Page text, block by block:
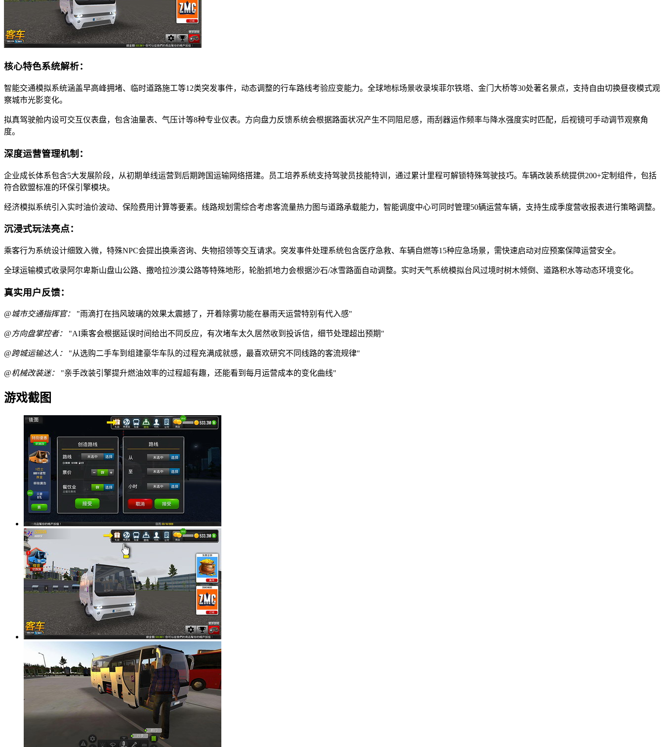
核心特色系统解析：
智能交通模拟系统涵盖早高峰拥堵、临时道路施工等12类突发事件，动态调整的行车路线考验应变能力。全球地标场景收录埃菲尔铁塔、金门大桥等30处著名景点，支持自由切换昼夜模式观
察城市光影变化。
拟真驾驶舱内设可交互仪表盘，包含油量表、气压计等8种专业仪表。方向盘力反馈系统会根据路面状况产生不同阻尼感，雨刮器运作频率与降水强度实时匹配，后视镜可手动调节观察角
度。
深度运营管理机制：
企业成长体系包含5大发展阶段，从初期单线运营到后期跨国运输网络搭建。员工培养系统支持驾驶员技能特训，通过累计里程可解锁特殊驾驶技巧。车辆改装系统提供200+定制组件，包括
符合欧盟标准的环保引擎模块。
经济模拟系统引入实时油价波动、保险费用计算等要素。线路规划需综合考虑客流量热力图与道路承载能力，智能调度中心可同时管理50辆运营车辆，支持生成季度营收报表进行策略调整。
沉浸式玩法亮点：
乘客行为系统设计细致入微，特殊NPC会提出换乘咨询、失物招领等交互请求。突发事件处理系统包含医疗急救、车辆自燃等15种应急场景，需快速启动对应预案保障运营安全。
全球运输模式收录阿尔卑斯山盘山公路、撒哈拉沙漠公路等特殊地形，轮胎抓地力会根据沙石/冰雪路面自动调整。实时天气系统模拟台风过境时树木倾倒、道路积水等动态环境变化。
真实用户反馈：
@城市交通指挥官： "雨滴打在挡风玻璃的效果太震撼了，开着除雾功能在暴雨天运营特别有代入感"
@方向盘掌控者： "AI乘客会根据延误时间给出不同反应，有次堵车太久居然收到投诉信，细节处理超出预期"
@跨城运输达人： "从选购二手车到组建豪华车队的过程充满成就感，最喜欢研究不同线路的客流规律"
@机械改装迷： "亲手改装引擎提升燃油效率的过程超有趣，还能看到每月运营成本的变化曲线"
游戏截图